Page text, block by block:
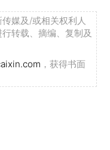
媒及/或相关权利人
转载、摘编、复制及
，获得书面